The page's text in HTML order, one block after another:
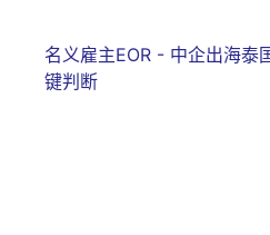
名义雇主EOR - 中企出海泰
键判断